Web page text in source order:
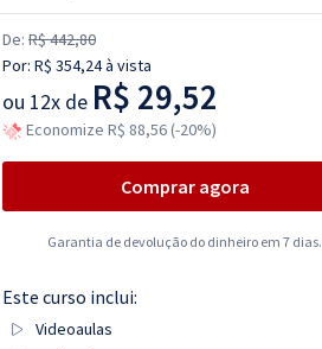
De: R$ 442,80
Por: R$ 354,24à vista
ou 12x de R$ 29,52
Economize R$ 88,56 (-20%)
Comprar agora
Garantia de devolução do dinheiro em 7 dias.
Este curso inclui:
Videoaulas